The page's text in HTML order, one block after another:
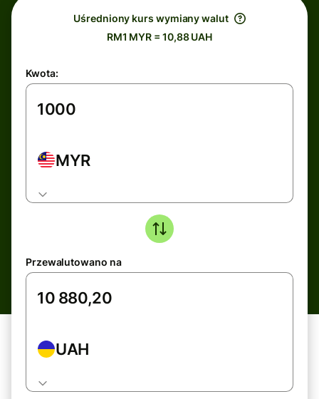
Uśredniony kurs wymiany walut
RM1 MYR = 10,88 UAH
Kwota:
MYR
Przewalutowano na
UAH